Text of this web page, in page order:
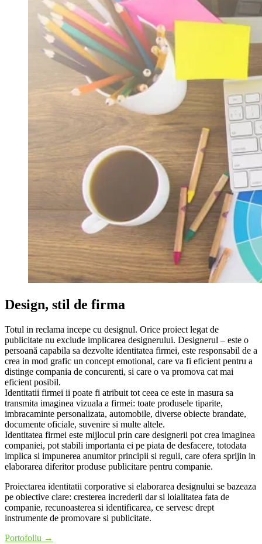
Design, stil de firma
Totul in reclama incepe cu designul. Orice proiect legat de
publicitate nu exclude implicarea designerului. Designerul – este o
persoană capabila sa dezvolte identitatea firmei, este responsabil de a
crea in mod grafic un concept emotional, care va fi eficient pentru a
distinge compania de concurenti, si care o va promova cat mai
eficient posibil.
Identitatii firmei ii poate fi atribuit tot ceea ce este in masura sa
transmita imaginea vizuala a firmei: toate produsele tiparite,
imbracaminte personalizata, automobile, diverse obiecte brandate,
documente oficiale, suvenire si multe altele.
Identitatea firmei este mijlocul prin care designerii pot crea imaginea
companiei, pot stabili importanta ei pe piata de desfacere, totodata
implica si impunerea anumitor principii si reguli, care ofera sprijin in
elaborarea diferitor produse publicitare pentru companie.
Proiectarea identitatii corporative si elaborarea designului se bazeaza
pe obiective clare: cresterea increderii dar si loialitatea fata de
companie, recunoasterea si identificarea, ce servesc drept
instrumente de promovare si publicitate.
Portofoliu →